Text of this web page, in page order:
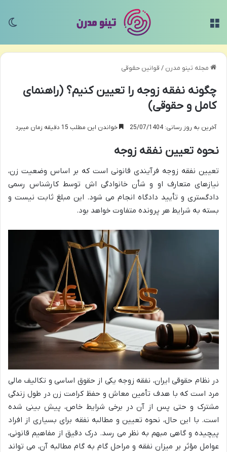
مجله تینو مدرن / قوانین حقوقی
چگونه نفقه زوجه را تعیین کنیم؟ (راهنمای
کامل و حقوقی)
آخرین به روز رسانی: 25/07/1404 خواندن این مطلب 15 دقیقه زمان میبرد
نحوه تعیین نفقه زوجه
تعیین نفقه زوجه فرآیندی قانونی است که بر اساس وضعیت زن،
نیازهای متعارف او و شأن خانوادگی اش توسط کارشناس رسمی
دادگستری و تأیید دادگاه انجام می شود. این مبلغ ثابت نیست و
بسته به شرایط هر پرونده متفاوت خواهد بود.
در نظام حقوقی ایران، نفقه زوجه یکی از حقوق اساسی و تکالیف مالی
مرد است که با هدف تأمین معاش و حفظ کرامت زن در طول زندگی
مشترک و حتی پس از آن در برخی شرایط خاص، پیش بینی شده
است. با این حال، نحوه تعیین و مطالبه نفقه برای بسیاری از افراد
پیچیده و گاهی مبهم به نظر می رسد. درک دقیق از مفاهیم قانونی،
عوامل مؤثر بر میزان نفقه و مراحل گام به گام مطالبه آن، می تواند